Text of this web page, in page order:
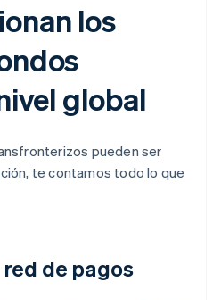
los
global
pueden ser
te contamos todo lo que
de pagos